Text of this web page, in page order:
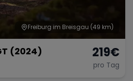
Freiburg im Breisgau (49 km)
(2024) 219€
pro Tag